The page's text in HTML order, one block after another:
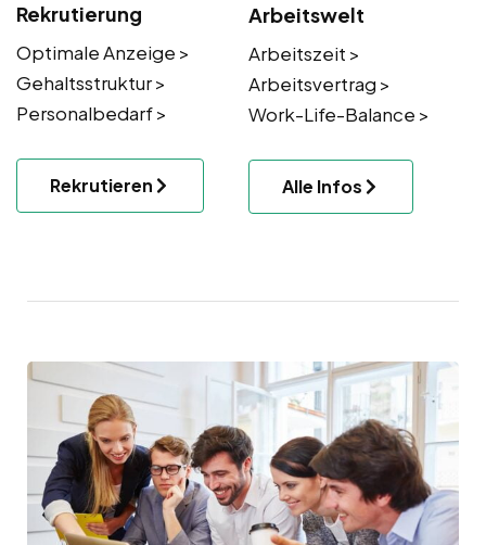
Rekrutierung
Optimale Anzeige >
Gehaltsstruktur >
Personalbedarf >
Rekrutieren
Arbeitswelt
Arbeitszeit >
Arbeitsvertrag >
Work-Life-Balance >
Alle Infos